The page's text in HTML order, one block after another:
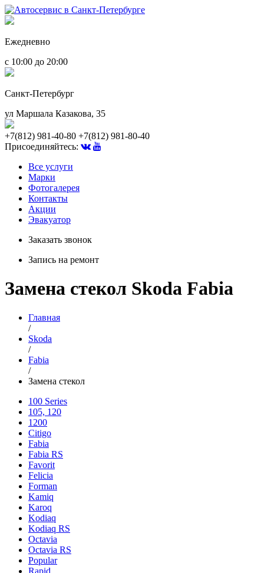
Ежедневно
с 10:00 до 20:00
Санкт-Петербург
ул Маршала Казакова, 35
+7(812) 981-40-80 +7(812) 981-80-40
Присоединяйтесь:
Все услуги
Марки
Фотогалерея
Контакты
Акции
Эвакуатор
Заказать звонок
Запись на ремонт
Замена стекол Skoda Fabia
Главная
/
Skoda
/
Fabia
/
Замена стекол
100 Series
105, 120
1200
Citigo
Fabia
Fabia RS
Favorit
Felicia
Forman
Kamiq
Karoq
Kodiaq
Kodiaq RS
Octavia
Octavia RS
Popular
Rapid